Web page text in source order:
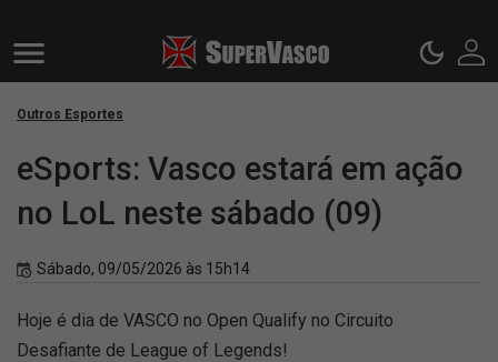
Outros Esportes
eSports: Vasco estará em ação
no LoL neste sábado (09)
Sábado, 09/05/2026 às 15h14
Hoje é dia de VASCO no Open Qualify no Circuito
Desafiante de League of Legends!